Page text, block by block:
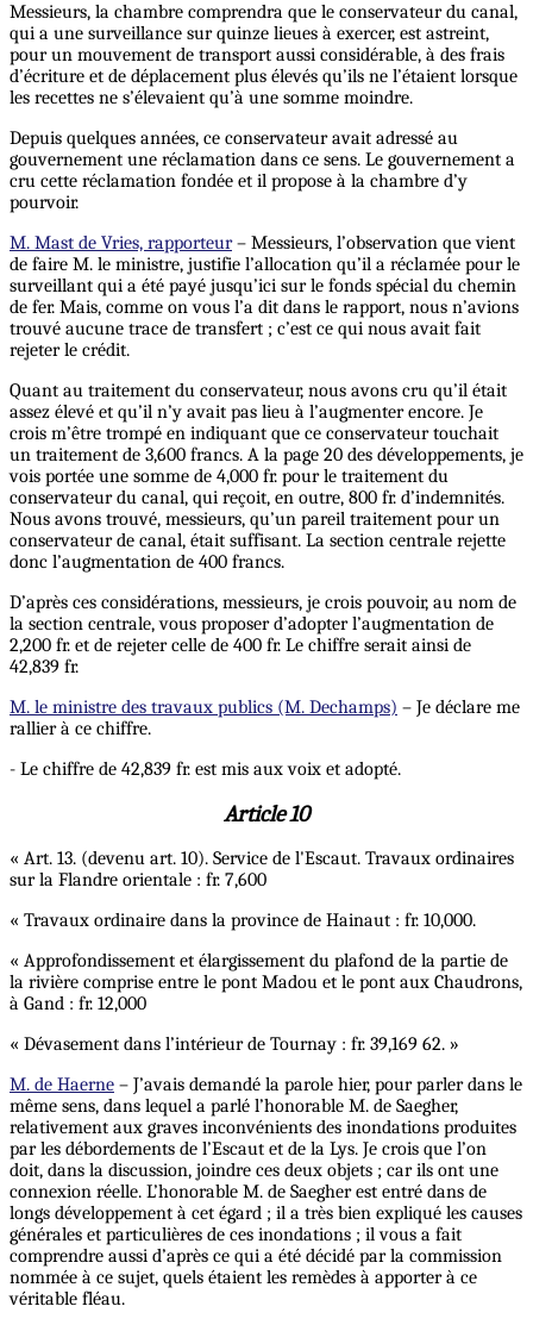
Messieurs, la chambre comprendra que le conservateur du canal,
qui a une surveillance sur quinze lieues à exercer, est astreint,
pour un mouvement de transport aussi considérable, à des frais
d’écriture et de déplacement plus élevés qu’ils ne l’étaient lorsque
les recettes ne s’élevaient qu’à une somme moindre.
Depuis quelques années, ce conservateur avait adressé au
gouvernement une réclamation dans ce sens. Le gouvernement a
cru cette réclamation fondée et il propose à la chambre d’y
pourvoir.
M. Mast de Vries, rapporteur– Messieurs, l’observation que vient
de faire M. le ministre, justifie l’allocation qu’il a réclamée pour le
surveillant qui a été payé jusqu’ici sur le fonds spécial du chemin
de fer. Mais, comme on vous l’a dit dans le rapport, nous n’avions
trouvé aucune trace de transfert ; c’est ce qui nous avait fait
rejeter le crédit.
Quant au traitement du conservateur, nous avons cru qu’il était
assez élevé et qu’il n’y avait pas lieu à l’augmenter encore. Je
crois m’être trompé en indiquant que ce conservateur touchait
un traitement de 3,600 francs. A la page 20 des développements, je
vois portée une somme de 4,000 fr. pour le traitement du
conservateur du canal, qui reçoit, en outre, 800 fr. d’indemnités.
Nous avons trouvé, messieurs, qu’un pareil traitement pour un
conservateur de canal, était suffisant. La section centrale rejette
donc l’augmentation de 400 francs.
D’après ces considérations, messieurs, je crois pouvoir, au nom de
la section centrale, vous proposer d’adopter l’augmentation de
2,200 fr. et de rejeter celle de 400 fr. Le chiffre serait ainsi de
42,839 fr.
M. le ministre des travaux publics (M. Dechamps) – Je déclare me
rallier à ce chiffre.
- Le chiffre de 42,839 fr. est mis aux voix et adopté.
Article 10
« Art. 13. (devenu art. 10). Service de l'Escaut. Travaux ordinaires
sur la Flandre orientale : fr. 7,600
« Travaux ordinaire dans la province de Hainaut : fr. 10,000.
« Approfondissement et élargissement du plafond de la partie de
la rivière comprise entre le pont Madou et le pont aux Chaudrons,
à Gand : fr. 12,000
« Dévasement dans l’intérieur de Tournay : fr. 39,169 62. »
M. de Haerne – J’avais demandé la parole hier, pour parler dans le
même sens, dans lequel a parlé l’honorable M. de Saegher,
relativement aux graves inconvénients des inondations produites
par les débordements de l’Escaut et de la Lys. Je crois que l’on
doit, dans la discussion, joindre ces deux objets ; car ils ont une
connexion réelle. L’honorable M. de Saegher est entré dans de
longs développement à cet égard ; il a très bien expliqué les causes
générales et particulières de ces inondations ; il vous a fait
comprendre aussi d’après ce qui a été décidé par la commission
nommée à ce sujet, quels étaient les remèdes à apporter à ce
véritable fléau.